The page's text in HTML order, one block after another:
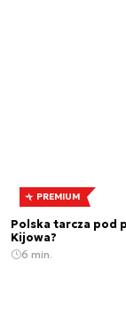
PREMIUM
Polska tarcza pod
Kijowa?
6 min.